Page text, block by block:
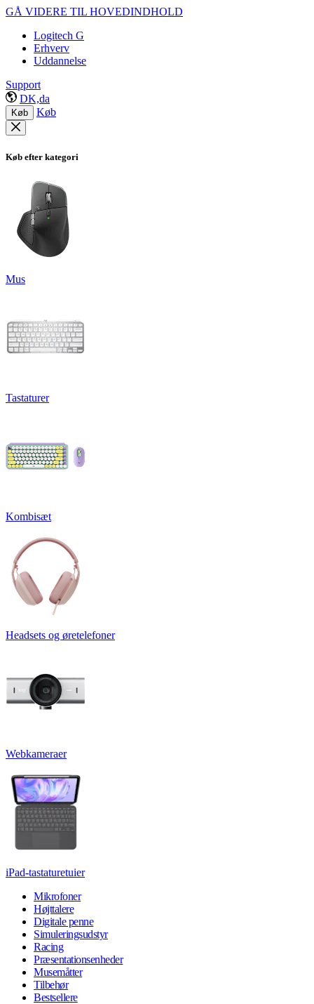
GÅ VIDERE TIL HOVEDINDHOLD
Logitech G
Erhverv
Uddannelse
Support
DK,da
Køb Køb
Køb efter kategori
Mus
Tastaturer
Kombisæt
Headsets og øretelefoner
Webkameraer
iPad-tastaturetuier
Mikrofoner
Højttalere
Digitale penne
Simuleringsudstyr
Racing
Præsentationsenheder
Musemåtter
Tilbehør
Bestsellere